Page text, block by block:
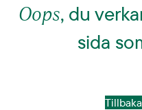
Oops, du
sida